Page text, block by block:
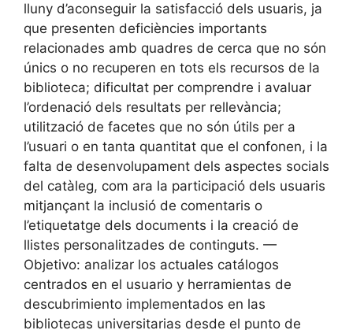
lluny d’aconseguir la satisfacció dels usuaris, ja
que presenten deficiències importants
relacionades amb quadres de cerca que no són
únics o no recuperen en tots els recursos de la
biblioteca; dificultat per comprendre i avaluar
l’ordenació dels resultats per rellevància;
utilització de facetes que no són útils per a
l’usuari o en tanta quantitat que el confonen, i la
falta de desenvolupament dels aspectes socials
del catàleg, com ara la participació dels usuaris
mitjançant la inclusió de comentaris o
l’etiquetatge dels documents i la creació de
llistes personalitzades de continguts. —
Objetivo: analizar los actuales catálogos
centrados en el usuario y herramientas de
descubrimiento implementados en las
bibliotecas universitarias desde el punto de